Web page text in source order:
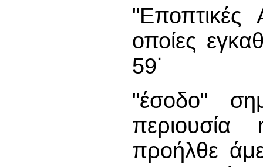
"Εποπτικές
οποίες
59˙
"έσοδο"
προήλθε